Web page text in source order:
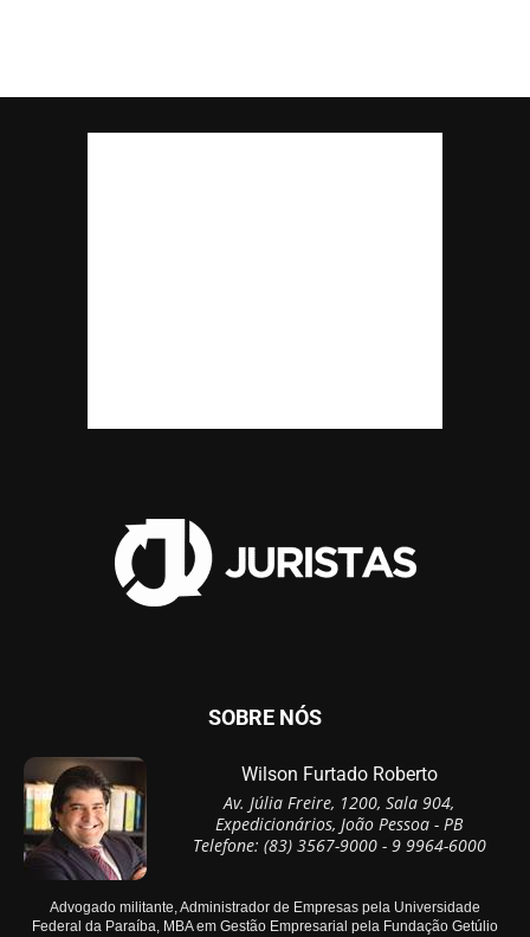
SOBRE NÓS
Wilson Furtado Roberto
Av. Júlia Freire, 1200, Sala 904,
Expedicionários, João Pessoa - PB
Telefone: (83) 3567-9000 - 9 9964-6000
Advogado militante, Administrador de Empresas pela Universidade
Federal da Paraíba, MBA em Gestão Empresarial pela Fundação Getúlio